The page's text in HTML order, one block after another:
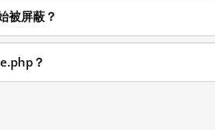
屏蔽？
？